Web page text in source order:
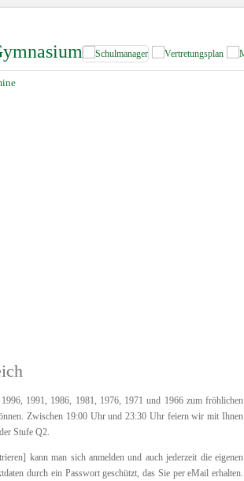
1991, 1986, 1981, 1976, 1971 und 1966 zum fröhlichen
Zwischen 19:00 Uhr und 23:30 Uhr feiern wir mit Ihnen
Stufe Q2.
kann man sich anmelden und auch jederzeit die eigenen
durch ein Passwort geschützt, das Sie per eMail erhalten.